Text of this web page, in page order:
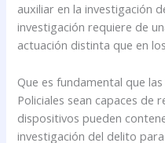
auxiliar en la investigación
investigación requiere de
actuación distinta que en
Que es fundamental que
Policiales sean capaces de
dispositivos pueden
investigación del delito